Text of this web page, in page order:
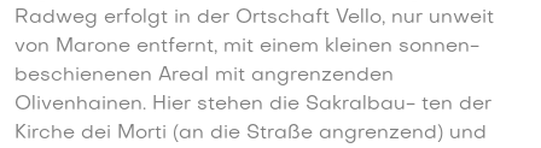
Radweg erfolgt in der Ortschaft Vello, nur unweit
von Marone entfernt, mit einem kleinen sonnen-
beschienenen Areal mit angrenzenden
Olivenhainen. Hier stehen die Sakralbau- ten der
Kirche dei Morti (an die Straße angrenzend) und